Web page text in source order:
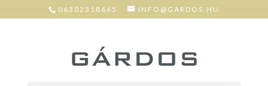
06302318665 INFO@GARDOS.HU